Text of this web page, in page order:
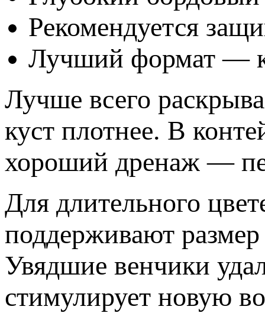
Рекомендуется
Лучший формат —
Лучше всего
куст плотнее. В
хороший дренаж —
Для длительного
поддерживают
Увядшие венчики
стимулирует новую